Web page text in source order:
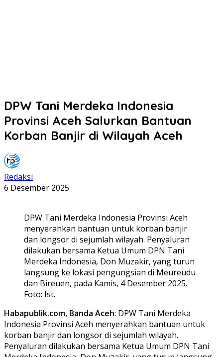
DPW Tani Merdeka Indonesia
Provinsi Aceh Salurkan Bantuan
Korban Banjir di Wilayah Aceh
Redaksi
6 Desember 2025
DPW Tani Merdeka Indonesia Provinsi Aceh
menyerahkan bantuan untuk korban banjir
dan longsor di sejumlah wilayah. Penyaluran
dilakukan bersama Ketua Umum DPN Tani
Merdeka Indonesia, Don Muzakir, yang turun
langsung ke lokasi pengungsian di Meureudu
dan Bireuen, pada Kamis, 4 Desember 2025.
Foto: Ist.
Habapublik.com, Banda Aceh: DPW Tani Merdeka
Indonesia Provinsi Aceh menyerahkan bantuan untuk
korban banjir dan longsor di sejumlah wilayah.
Penyaluran dilakukan bersama Ketua Umum DPN Tani